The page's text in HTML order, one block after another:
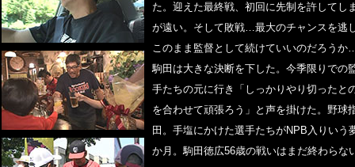
た。迎えた最終戦、初回に先制を許してし
が遠い。そして敗戦…最大のチャンスを逃
このまま監督として続けていいのだろう
駒田は大きな決断を下した。今季限りでの
手たちの元に行き「しっかりやり切ったと
を合わせて頑張ろう」と声を掛けた。野球
田。手塩にかけた選手たちがNPB入りいう
か月。駒田徳広56歳の戦いはまだ終わらな